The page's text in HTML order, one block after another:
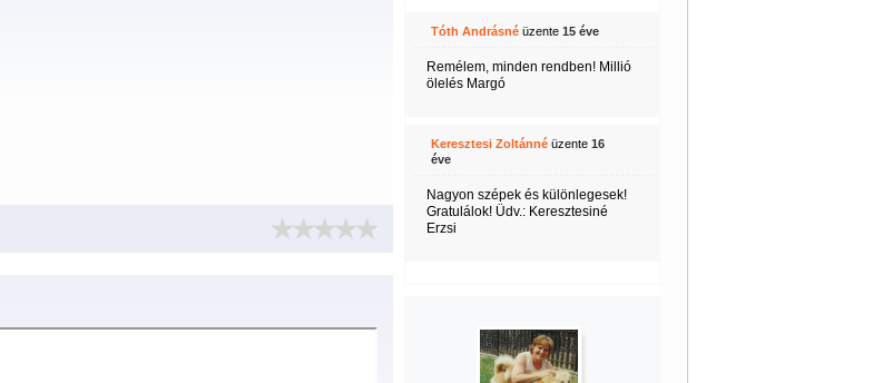
Tóth Andrásnéüzente 15 éve
Remélem, minden rendben! Millió
ölelés Margó
Keresztesi Zoltánnéüzente 16
éve
Nagyon szépek és különlegesek!
Gratulálok! Üdv.: Keresztesiné
Erzsi